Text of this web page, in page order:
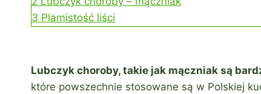
3 Plamistość liści
Lubczyk choroby, takie jak mączniak są
które powszechnie stosowane są w Polskiej